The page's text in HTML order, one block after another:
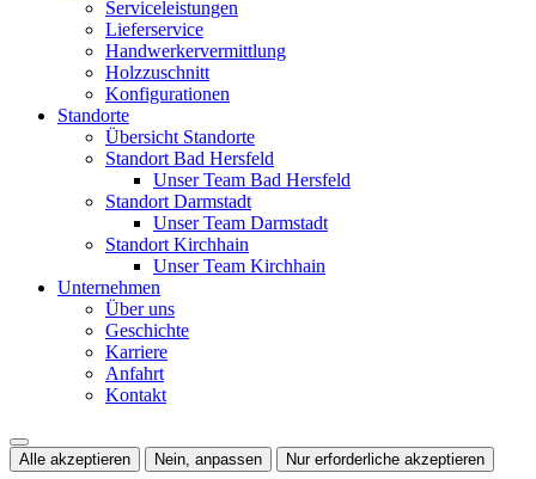
Serviceleistungen
Lieferservice
Handwerkervermittlung
Holzzuschnitt
Konfigurationen
Standorte
Übersicht Standorte
Standort Bad Hersfeld
Unser Team Bad Hersfeld
Standort Darmstadt
Unser Team Darmstadt
Standort Kirchhain
Unser Team Kirchhain
Unternehmen
Über uns
Geschichte
Karriere
Anfahrt
Kontakt
Alle akzeptieren Nein, anpassen Nur erforderliche akzeptieren